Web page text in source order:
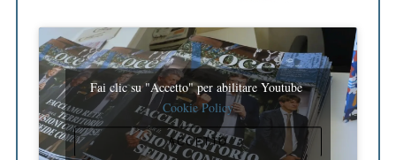
Fai clic su "Accetto" per abilitare Youtube
Cookie Policy
ACCETTO